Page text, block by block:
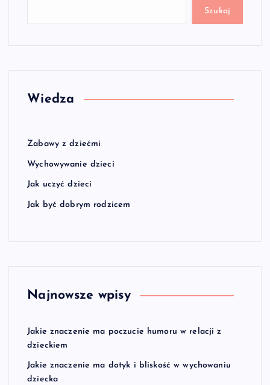
Szukaj
Wiedza
Zabawy z dziećmi
Wychowywanie dzieci
Jak uczyć dzieci
Jak być dobrym rodzicem
Najnowsze wpisy
Jakie znaczenie ma poczucie humoru w relacji z
dzieckiem
Jakie znaczenie ma dotyk i bliskość w wychowaniu
dziecka